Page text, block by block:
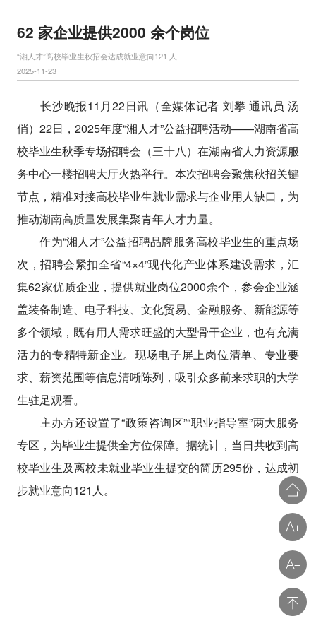
62 家企业提供2000 余个岗位
“湘人才”高校毕业生秋招会达成就业意向121 人
2025-11-23
长沙晚报11月22日讯（全媒体记者 刘攀 通讯员 汤
俏）22日，2025年度“湘人才”公益招聘活动——湖南省高
校毕业生秋季专场招聘会（三十八）在湖南省人力资源服
务中心一楼招聘大厅火热举行。本次招聘会聚焦秋招关键
节点，精准对接高校毕业生就业需求与企业用人缺口，为
推动湖南高质量发展集聚青年人才力量。
作为“湘人才”公益招聘品牌服务高校毕业生的重点场
次，招聘会紧扣全省“4×4”现代化产业体系建设需求，汇
集62家优质企业，提供就业岗位2000余个，参会企业涵
盖装备制造、电子科技、文化贸易、金融服务、新能源等
多个领域，既有用人需求旺盛的大型骨干企业，也有充满
活力的专精特新企业。现场电子屏上岗位清单、专业要
求、薪资范围等信息清晰陈列，吸引众多前来求职的大学
生驻足观看。
主办方还设置了“政策咨询区”“职业指导室”两大服务
专区，为毕业生提供全方位保障。据统计，当日共收到高
校毕业生及离校未就业毕业生提交的简历295份，达成初
步就业意向121人。